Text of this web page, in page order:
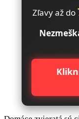
Zľavy až do